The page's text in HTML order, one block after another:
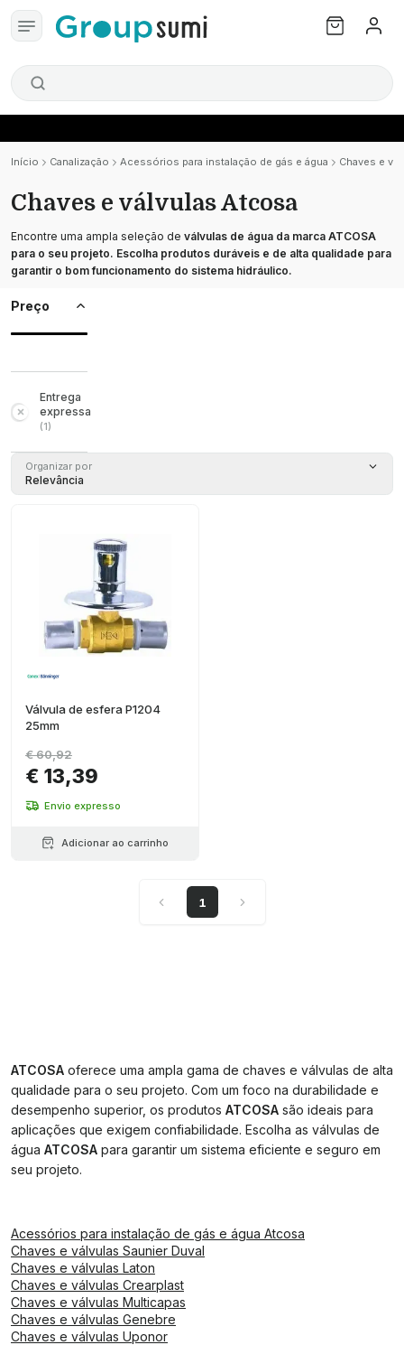
Início Canalização Acessórios para instalação de gás e água Chaves e
Chaves e válvulas Atcosa
Encontre uma ampla seleção de válvulas de água da marca ATCOSA
para o seu projeto. Escolha produtos duráveis e de alta qualidade para
garantir o bom funcionamento do sistema hidráulico.
Preço
Entrega
expressa
(1)
Organizar por
Relevância
Válvula de esfera P1204
25mm
€ 13,39
€ 60,92
Envio expresso
Adicionar ao carrinho
1
ATCOSA oferece uma ampla gama de chaves e válvulas de alta
qualidade para o seu projeto. Com um foco na durabilidade e
desempenho superior, os produtos ATCOSA são ideais para
aplicações que exigem confiabilidade. Escolha as válvulas de
água ATCOSA para garantir um sistema eficiente e seguro em
seu projeto.
Acessórios para instalação de gás e água Atcosa
Chaves e válvulas Saunier Duval
Chaves e válvulas Laton
Chaves e válvulas Crearplast
Chaves e válvulas Multicapas
Chaves e válvulas Genebre
Chaves e válvulas Uponor